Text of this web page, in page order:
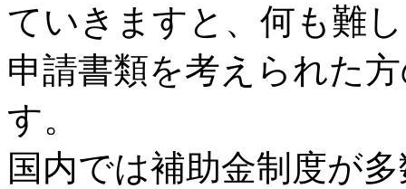
ていきますと、何も難
申請書類を考えられた
す。
国内では補助金制度が